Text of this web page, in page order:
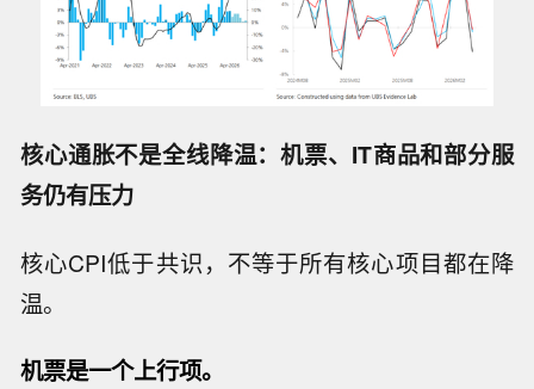
核心通胀不是全线降温：机票、IT商品和部分服
务仍有压力
核心CPI低于共识，不等于所有核心项目都在降
温。
机票是一个上行项。